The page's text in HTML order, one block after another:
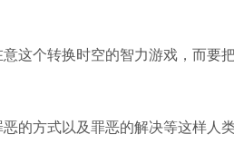
这个转换时空的智力游戏，而要
的方式以及罪恶的解决等这样人